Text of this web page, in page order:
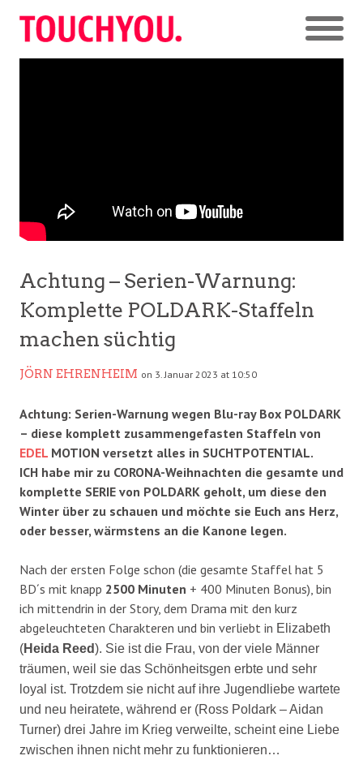
Achtung – Serien-Warnung:
Komplette POLDARK-Staffeln
machen süchtig
JÖRN EHRENHEIM on 3. Januar 2023 at 10:50
Achtung: Serien-Warnung wegen Blu-ray Box POLDARK
– diese komplett zusammengefasten Staffeln von
EDEL MOTION versetzt alles in SUCHTPOTENTIAL.
ICH habe mir zu CORONA-Weihnachten die gesamte und
komplette SERIE von POLDARK geholt, um diese den
Winter über zu schauen und möchte sie Euch ans Herz,
oder besser, wärmstens an die Kanone legen.
Nach der ersten Folge schon (die gesamte Staffel hat 5
BD´s mit knapp 2500 Minuten + 400 Minuten Bonus), bin
ich mittendrin in der Story, dem Drama mit den kurz
abgeleuchteten Charakteren und bin verliebt in Elizabeth
(Heida Reed). Sie ist die Frau, von der viele Männer
träumen, weil sie das Schönheitsgen erbte und sehr
loyal ist. Trotzdem sie nicht auf ihre Jugendliebe wartete
und neu heiratete, während er (Ross Poldark – Aidan
Turner) drei Jahre im Krieg verweilte, scheint eine Liebe
zwischen ihnen nicht mehr zu funktionieren…